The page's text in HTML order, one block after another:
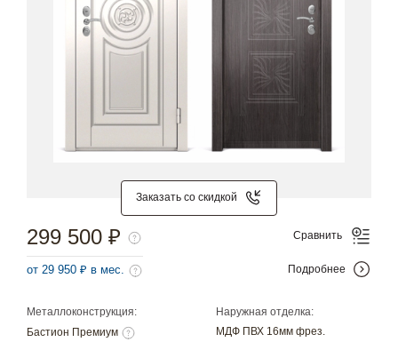
Заказать со скидкой
Металлоконструкция:
Бастион Премиум
Наружная отделка:
МДФ ПВХ 16мм фрез.
299 500 ₽
от 29 950 ₽ в мес.
Сравнить
Подробнее